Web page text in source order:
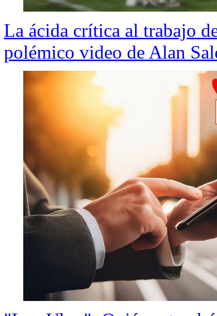
La ácida crítica al trabajo
polémico video de Alan